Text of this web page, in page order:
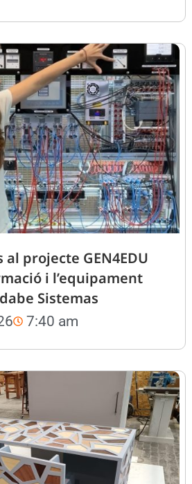
projecte GEN4EDU
i l’equipament
Sistemas
7:40 am